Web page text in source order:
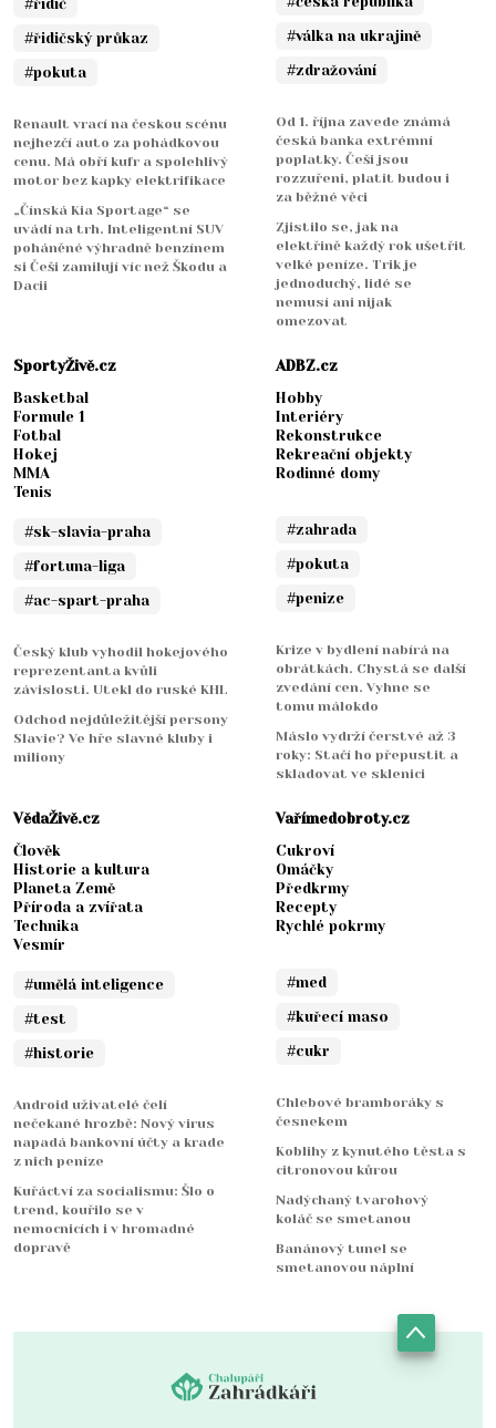
#řidič
#řidičský průkaz
#pokuta
Renault vrací na českou scénu
nejhezčí auto za pohádkovou
cenu. Má obří kufr a spolehlivý
motor bez kapky elektrifikace
„Čínská Kia Sportage“ se
uvádí na trh. Inteligentní SUV
poháněné výhradně benzínem
si Češi zamilují víc než Škodu a
Dacii
#válka na ukrajině
#zdražování
Od 1. října zavede známá
česká banka extrémní
poplatky. Češi jsou
rozzuřeni, platit budou i
za běžné věci
Zjistilo se, jak na
elektřině každý rok ušetřit
velké peníze. Trik je
jednoduchý, lidé se
nemusí ani nijak
omezovat
SportyŽivě.cz
Basketbal
Formule 1
Fotbal
Hokej
MMA
Tenis
#sk-slavia-praha
#fortuna-liga
#ac-spart-praha
Český klub vyhodil hokejového
reprezentanta kvůli
závislosti. Utekl do ruské KHL
Odchod nejdůležitější persony
Slavie? Ve hře slavné kluby i
miliony
ADBZ.cz
Hobby
Interiéry
Rekonstrukce
Rekreační objekty
Rodinné domy
#zahrada
#pokuta
#penize
Krize v bydlení nabírá na
obrátkách. Chystá se další
zvedání cen. Vyhne se
tomu málokdo
Máslo vydrží čerstvé až 3
roky: Stačí ho přepustit a
skladovat ve sklenici
VědaŽivě.cz
Člověk
Historie a kultura
Planeta Země
Příroda a zvířata
Technika
Vesmír
#umělá inteligence
#test
#historie
Android uživatelé čelí
nečekané hrozbě: Nový virus
napadá bankovní účty a krade
z nich peníze
Kuřáctví za socialismu: Šlo o
trend, kouřilo se v
nemocnicích i v hromadné
dopravě
Vařímedobroty.cz
Cukroví
Omáčky
Předkrmy
Recepty
Rychlé pokrmy
#med
#kuřecí maso
#cukr
Chlebové bramboráky s
česnekem
Koblihy z kynutého těsta s
citronovou kůrou
Nadýchaný tvarohový
koláč se smetanou
Banánový tunel se
smetanovou náplní